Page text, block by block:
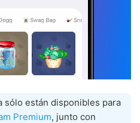
sólo están disponibles para
Premium, junto con